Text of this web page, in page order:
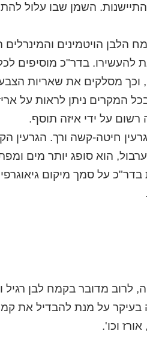
השמן שבו עלול
הויטמינים והמינרלים
להעשירו. בדר"כ מוסיפים
וכך מסלקים את שאריות
המקרים ניתן לראות על
רשום על ידי איזה תוסף.
חיטה-קשה ורך. הגרעין
הוא סופג יותר מים
על סמך מיקום
לרוב מדובר בקמח לבן
בעיקר על מנת להבדיל את
וכו'.